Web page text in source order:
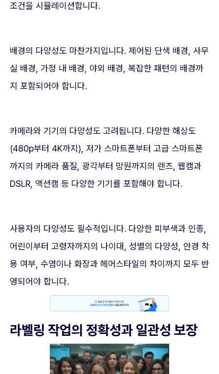
조건을 시뮬레이션합니다.
배경의 다양성도 마찬가지입니다. 제어된 단색 배경, 사무
실 배경, 가정 내 배경, 야외 배경, 복잡한 패턴의 배경까
지 포함되어야 합니다.
카메라와 기기의 다양성도 고려됩니다. 다양한 해상도
(480p부터 4K까지), 저가 스마트폰부터 고급 스마트폰
까지의 카메라 품질, 광각부터 망원까지의 렌즈, 웹캠과
DSLR, 액션캠 등 다양한 기기를 포함해야 합니다.
사용자의 다양성도 필수적입니다. 다양한 피부색과 인종,
어린이부터 고령자까지의 나이대, 성별의 다양성, 안경 착
용 여부, 수염이나 화장과 헤어스타일의 차이까지 모두 반
영되어야 합니다.
라벨링 작업의 정확성과 일관성 보장